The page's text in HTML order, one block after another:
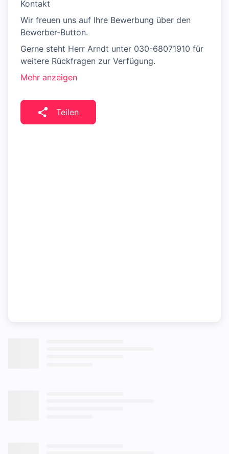
Kontakt
Wir freuen uns auf Ihre Bewerbung über den
Bewerber-Button.
Gerne steht Herr Arndt unter 030-68071910 für
weitere Rückfragen zur Verfügung.
Mehr anzeigen
Teilen